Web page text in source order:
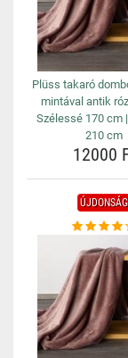
Plüss takaró
mintával antik
Szélessé 170 cm
210 cm
12000
ÚJDONSÁG